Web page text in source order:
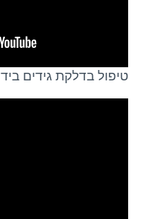
טיפול בדלקת גידים ביד